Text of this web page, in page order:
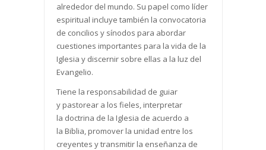
alrededor del mundo. Su papel como líder
espiritual incluye también la convocatoria
de concilios y sínodos para abordar
cuestiones importantes para la vida de la
Iglesia y discernir sobre ellas a la luz del
Evangelio.
Tiene la responsabilidad de guiar
y pastorear a los fieles, interpretar
la doctrina de la Iglesia de acuerdo a
la Biblia, promover la unidad entre los
creyentes y transmitir la enseñanza de